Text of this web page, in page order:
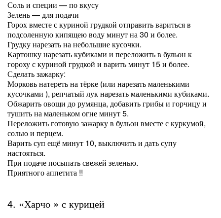
Соль и специи — по вкусу
Зелень — для подачи
Горох вместе с куриной грудкой отправить вариться в
подсоленную кипящею воду минут на 30 и более.
Грудку нарезать на небольшие кусочки.
Картошку нарезать кубиками и переложить в бульон к
гороху с куриной грудкой и варить минут 15 и более.
Сделать зажарку:
Морковь натереть на тёрке (или нарезать маленькими
кусочками ), репчатый лук нарезать маленькими кубиками.
Обжарить овощи до румянца, добавить грибы и горчицу и
тушить на маленьком огне минут 5.
Переложить готовую зажарку в бульон вместе с куркумой,
солью и перцем.
Варить суп ещё минут 10, выключить и дать супу
настояться.
При подаче посыпать свежей зеленью.
Приятного аппетита !!
4. «Харчо » с курицей